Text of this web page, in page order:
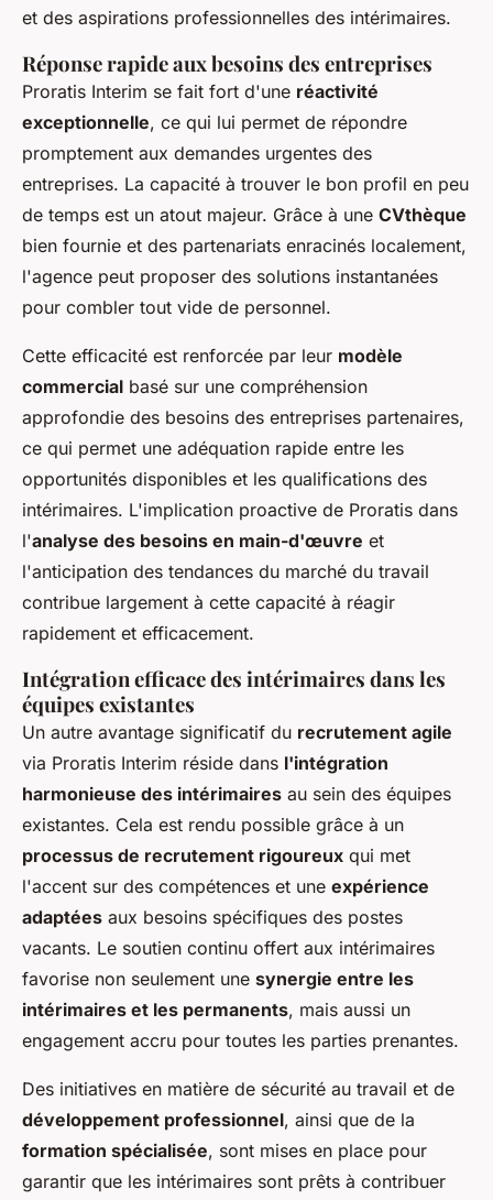
et des aspirations professionnelles des intérimaires.
Réponse rapide aux besoins des entreprises
Proratis Interim se fait fort d'une réactivité
exceptionnelle, ce qui lui permet de répondre
promptement aux demandes urgentes des
entreprises. La capacité à trouver le bon profil en peu
de temps est un atout majeur. Grâce à une CVthèque
bien fournie et des partenariats enracinés localement,
l'agence peut proposer des solutions instantanées
pour combler tout vide de personnel.
Cette efficacité est renforcée par leur modèle
commercial basé sur une compréhension
approfondie des besoins des entreprises partenaires,
ce qui permet une adéquation rapide entre les
opportunités disponibles et les qualifications des
intérimaires. L'implication proactive de Proratis dans
l'analyse des besoins en main-d'œuvre et
l'anticipation des tendances du marché du travail
contribue largement à cette capacité à réagir
rapidement et efficacement.
Intégration efficace des intérimaires dans les
équipes existantes
Un autre avantage significatif du recrutement agile
via Proratis Interim réside dans l'intégration
harmonieuse des intérimaires au sein des équipes
existantes. Cela est rendu possible grâce à un
processus de recrutement rigoureux qui met
l'accent sur des compétences et une expérience
adaptées aux besoins spécifiques des postes
vacants. Le soutien continu offert aux intérimaires
favorise non seulement une synergie entre les
intérimaires et les permanents, mais aussi un
engagement accru pour toutes les parties prenantes.
Des initiatives en matière de sécurité au travail et de
développement professionnel, ainsi que de la
formation spécialisée, sont mises en place pour
garantir que les intérimaires sont prêts à contribuer